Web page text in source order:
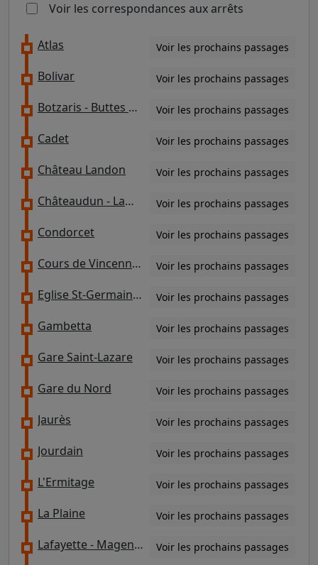
Voir les correspondances aux arrêts
Atlas Voir les prochains passages
Bolivar Voir les prochains passages
Botzaris - Buttes Chaumont Voir les prochains passages
Cadet Voir les prochains passages
Château Landon Voir les prochains passages
Châteaudun - Lamartine Voir les prochains passages
Condorcet Voir les prochains passages
Cours de Vincennes / Pyrénées - Docteur Netter Voir les prochains passages
Eglise St-Germain de Charonne / Pyrénées-Bagnolet Voir les prochains passages
Gambetta Voir les prochains passages
Gare Saint-Lazare Voir les prochains passages
Gare du Nord Voir les prochains passages
Jaurès Voir les prochains passages
Jourdain Voir les prochains passages
L'Ermitage Voir les prochains passages
La Plaine Voir les prochains passages
Lafayette - Magenta / Place Franz Liszt Voir les prochains passages